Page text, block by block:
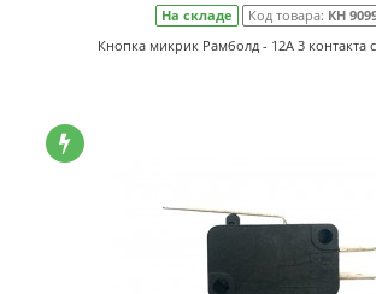
На складе Код товара: КН
Кнопка микрик Рамболд - 12A 3 контакта